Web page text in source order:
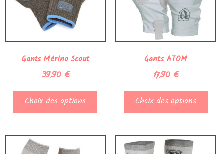
Gants Mérino Scout
39,90 €
Choix des options
Gants ATOM
17,90 €
Choix des options